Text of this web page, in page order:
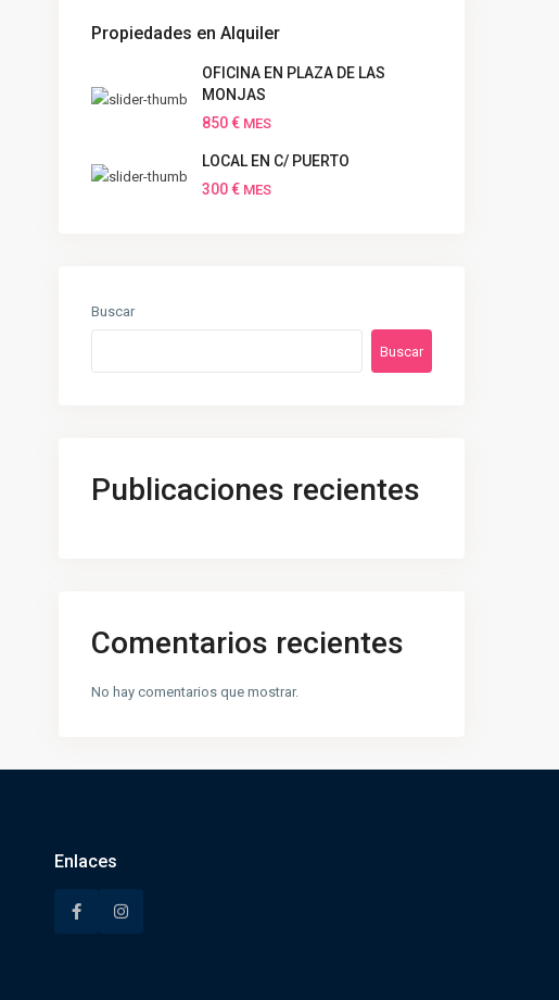
Propiedades en Alquiler
OFICINA EN PLAZA DE LAS
MONJAS
850 € MES
LOCAL EN C/ PUERTO
300 € MES
Buscar
Buscar
Publicaciones recientes
Comentarios recientes
No hay comentarios que mostrar.
Enlaces